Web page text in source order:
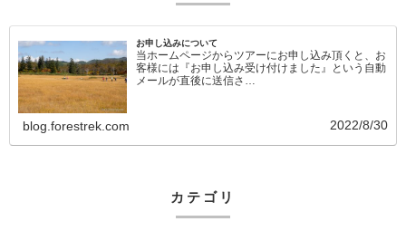
お申し込みについて
当ホームページからツアーにお申し込み頂くと、お
客様には『お申し込み受け付けました』という自動
メールが直後に送信さ…
blog.forestrek.com 2022/8/30
カテゴリ